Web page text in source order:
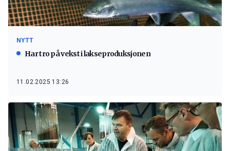
NYTT
Har tro på vekst i lakseproduksjonen
11.02.2025 13:26